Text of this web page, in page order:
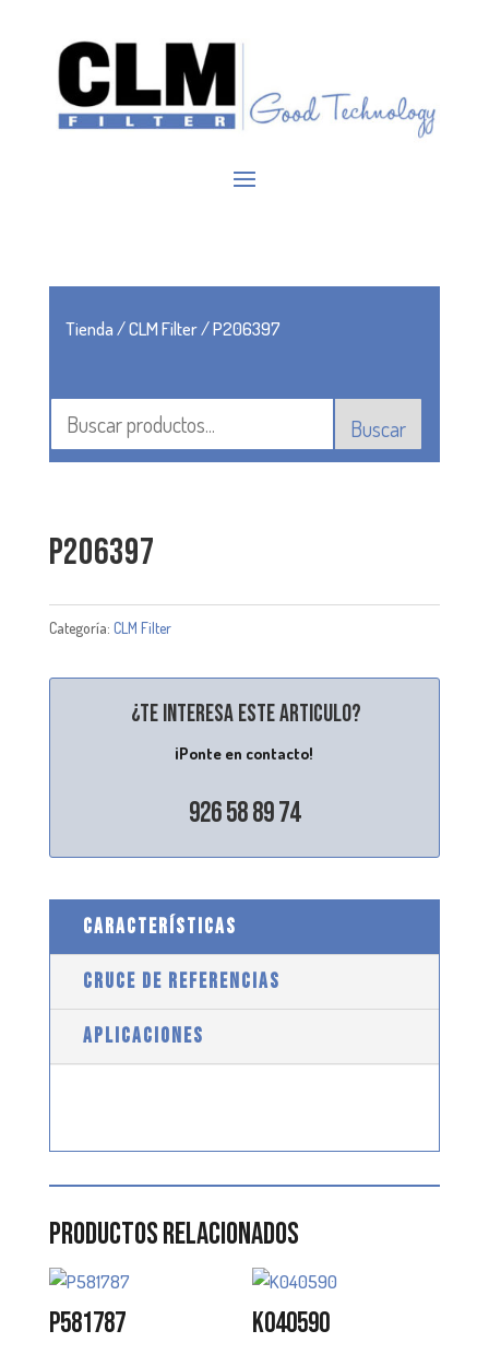
Tienda/CLM Filter/ P206397
Buscar
P206397
Categoría: CLM Filter
¿Te interesa este articulo?
¡Ponte en contacto!
926 58 89 74
CARACTERÍSTICAS
CRUCE DE REFERENCIAS
APLICACIONES
Productos relacionados
P581787 K040590